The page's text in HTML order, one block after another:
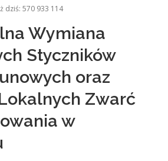
dziś: 570 933 114
Wymiana
Styczników
oraz
Zwarć
w